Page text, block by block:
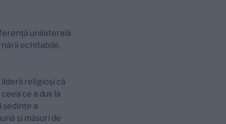
unilaterală
echitabile,
religioși că
ce a dus la
ședințe a
și măsuri de